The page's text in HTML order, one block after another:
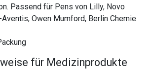
Passend für Pens von Lilly, Novo
Owen Mumford, Berlin Chemie
für Medizinprodukte